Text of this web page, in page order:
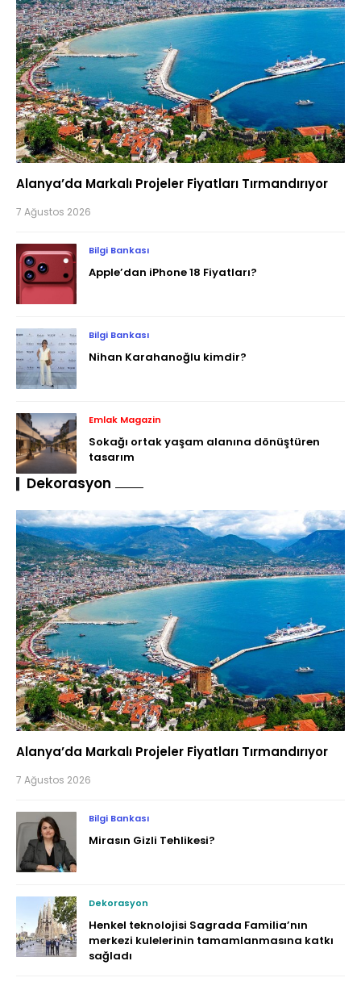
Alanya’da Markalı Projeler Fiyatları Tırmandırıyor
7 Ağustos 2026
Bilgi Bankası
Apple’dan iPhone 18 Fiyatları?
Bilgi Bankası
Nihan Karahanoğlu kimdir?
Emlak Magazin
Sokağı ortak yaşam alanına dönüştüren
tasarım
Dekorasyon
Alanya’da Markalı Projeler Fiyatları Tırmandırıyor
7 Ağustos 2026
Bilgi Bankası
Mirasın Gizli Tehlikesi?
Dekorasyon
Henkel teknolojisi Sagrada Familia’nın
merkezi kulelerinin tamamlanmasına katkı
sağladı